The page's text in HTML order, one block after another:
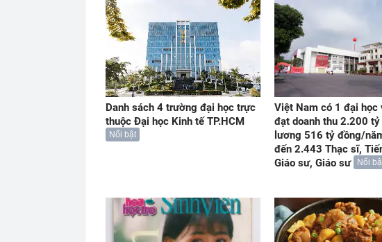
Danh sách 4 trường đại học trực
thuộc Đại học Kinh tế TP.HCM
Nổi bật
Việt Nam có 1 đại học
đạt doanh thu 2.200
lương 516 tỷ đồng/
đến 2.443 Thạc sĩ,
Giáo sư, Giáo sư
Nổi